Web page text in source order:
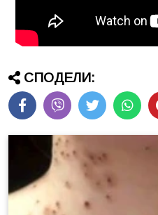
СПОДЕЛИ: